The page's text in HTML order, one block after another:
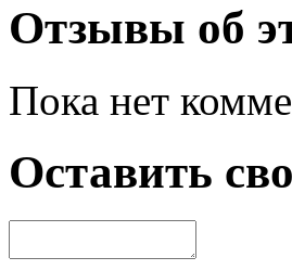
Отзывы об
Пока нет
Оставить